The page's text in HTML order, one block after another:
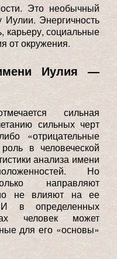
Это необычный
Энергичность
карьеру, социальные
от окружения.
Иулия —
сильная
сильных черт
«отрицательные
в человеческой
анализа имени
Но
направляют
не влияют на ее
И в определенных
человек может
для его «основы»